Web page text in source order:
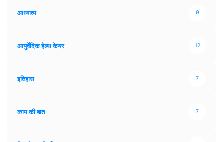
आध्यात्म 9
आयुर्वेदिक हेल्थ केयर 12
इतिहास 7
काम की बात 7